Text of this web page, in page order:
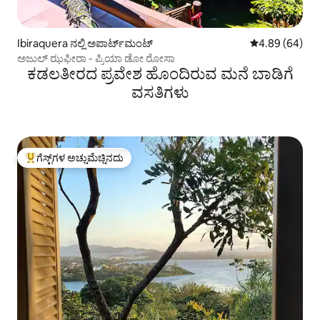
Ibiraquera ನಲ್ಲಿ ಅಪಾರ್ಟ್‌ಮಂಟ್ 5 ರಲ್ಲಿ 4.89
4.89 (64)
ಅಜುಲ್ ಝಫೀರಾ - ಪ್ರಿಯಾ ಡೋ ರೋಸಾ
ಕಡಲತೀರದ ಪ್ರವೇಶ ಹೊಂದಿರುವ ಮನೆ ಬಾಡಿಗೆ
ವಸತಿಗಳು
ಗೆಸ್ಟ್‌ಗಳಿಗೆ ಅತಿ ಹೆಚ್ಚು ಅಚ್ಚುಮೆಚ್ಚಿನದು
ಗೆಸ್ಟ್‌ಗಳ ಅಚ್ಚುಮೆಚ್ಚಿನದು